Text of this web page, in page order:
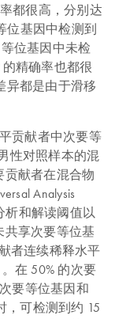
率都很高，分别达
位基因中检测到
位基因中未检
的精确率也都很
异都是由于滑移
贡献者中次要等
性对照样本的混
献者在混合物
Analysis
析和解读阈值以
共享次要等位基
者连续稀释水平
在 50% 的次要
要等位基因和
，可检测到约 15